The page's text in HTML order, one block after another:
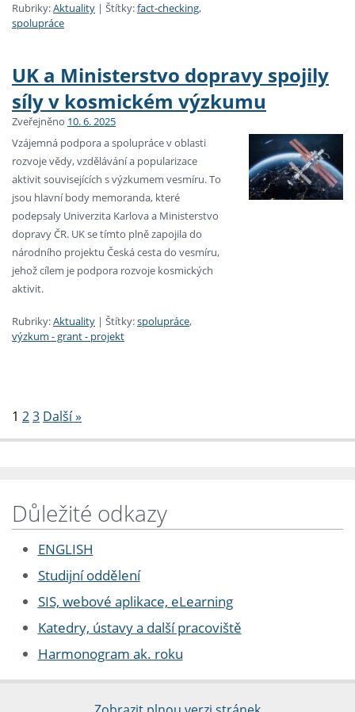
Rubriky:Aktuality | Štítky:fact-checking,
spolupráce
UK a Ministerstvo dopravy spojily
síly v kosmickém výzkumu
Zveřejněno 10. 6. 2025
Vzájemná podpora a spolupráce v oblasti
rozvoje vědy, vzdělávání a popularizace
aktivit souvisejících s výzkumem vesmíru. To
jsou hlavní body memoranda, které
podepsaly Univerzita Karlova a Ministerstvo
dopravy ČR. UK se tímto plně zapojila do
národního projektu Česká cesta do vesmíru,
jehož cílem je podpora rozvoje kosmických
aktivit.
Rubriky:Aktuality | Štítky:spolupráce,
výzkum - grant - projekt
1 23 Další »
Důležité odkazy
ENGLISH
Studijní oddělení
SIS, webové aplikace, eLearning
Katedry, ústavy a další pracoviště
Harmonogram ak. roku